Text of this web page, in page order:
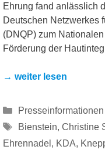
Ehrung fand anlässlich
Deutschen Netzwerkes
(DNQP) zum
Förderung der
→ weiter lesen
Kategorien
Presseinformationen
Schlagwörter
Bienstein, Christine
Ehrennadel , KDA,